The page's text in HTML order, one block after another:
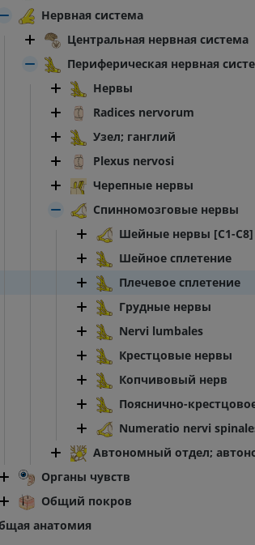
Нервная система
Центральная нервная система
Периферическая нервная
Нервы
Radices nervorum
Узел; ганглий
Plexus nervosi
Черепные нервы
Спинномозговые нервы
Шейные нервы [C1-C8]
Шейное сплетение
Плечевое сплетение
Грудные нервы
Nervi lumbales
Крестцовые нервы
Копчивовый нерв
Пояснично-крестцовое
Numeratio nervi
Автономный отдел;
Органы чувств
Общий покров
анатомия